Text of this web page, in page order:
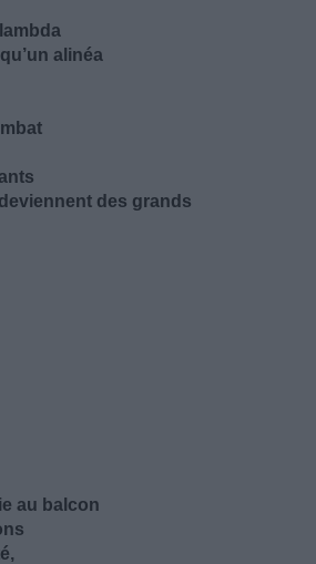
alinéa
des grands
au balcon